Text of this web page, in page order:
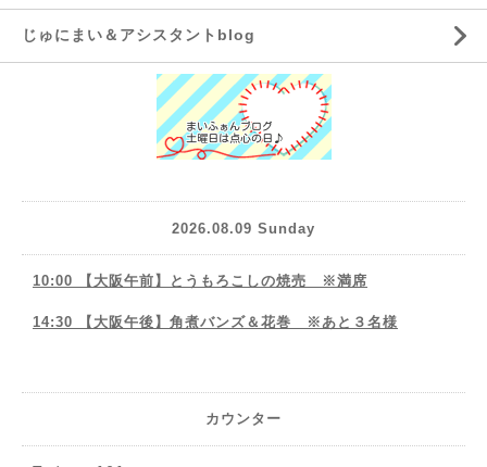
じゅにまい＆アシスタントblog
2026.08.09 Sunday
10:00 【大阪午前】とうもろこしの焼売 ※満席
14:30 【大阪午後】角煮バンズ＆花巻 ※あと３名様
カウンター